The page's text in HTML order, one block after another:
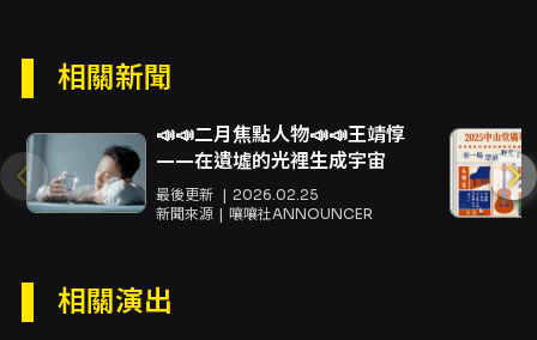
淡水故事劇場以「雙劇作」的方式呈現兩齣新編
短劇：《告訴她》與《海景前排,回憶後座》，透
關於家庭、擁有與逝去的情感旅程。此次公演由
金枝演社策劃並主辦，作為金枝演社與新北市立
圖書館淡水分館的駐館計畫成果之一，整體創作
發想源自淡水地方生活與居民故事，演出由來自
劇：林若瑄）描寫一個家庭在父親失蹤之後的情
相關新聞
📣📣二月焦點人物📣📣王靖惇
——在遺墟的光裡生成宇宙
最後更新
2026.02.25
新聞來源
嚷嚷社ANNOUNCER
相關演出